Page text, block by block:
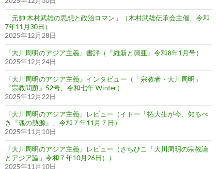
「元帥 木村武雄の思想と政治ロマン」（木村武雄伝承会主催、令和
7年11月30日）
2025年12月28日
『大川周明のアジア主義』書評（『維新と興亜』令和8年1月号）
2025年12月24日
『大川周明のアジア主義』インタビュー（「宗教者・大川周明」
『宗教問題』52号、令和七年 Winter）
2025年12月22日
『大川周明のアジア主義』レビュー（イトー「拓大生が今、知るべ
き『魂の熱源』」令和７年11月７日）
2025年11月10日
『大川周明のアジア主義』レビュー（さちひこ「大川周明の宗教論
とアジア論」令和７年10月26日））
2025年11月10日